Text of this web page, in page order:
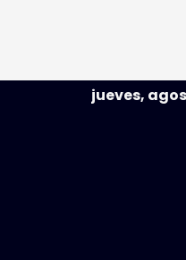
jueves,